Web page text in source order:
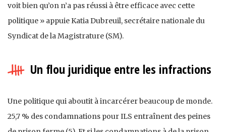
voit bien qu’on n’a pas réussi à être efficace avec cette
politique » appuie Katia Dubreuil, secrétaire nationale du
Syndicat de la Magistrature (SM).
Un flou juridique entre les infractions
Une politique qui aboutit à incarcérer beaucoup de monde.
25,7 % des condamnations pour ILS entraînent des peines